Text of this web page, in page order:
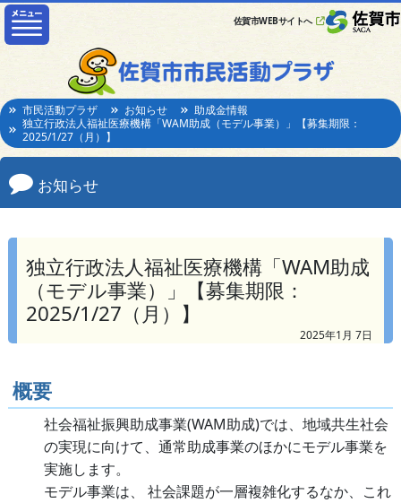
佐賀市WEBサイトへ
市民活動プラザ お知らせ
助成金情報
独立行政法人福祉医療機構「WAM助成（モデル事業）」【募集期限：
2025/1/27（月）】
お知らせ
独立行政法人福祉医療機構「WAM助成
（モデル事業）」【募集期限：
2025/1/27（月）】
2025年1月 7日
概要
社会福祉振興助成事業(WAM助成)では、地域共生社会
の実現に向けて、通常助成事業のほかにモデル事業を
実施します。
モデル事業は、 社会課題が一層複雑化するなか、これ